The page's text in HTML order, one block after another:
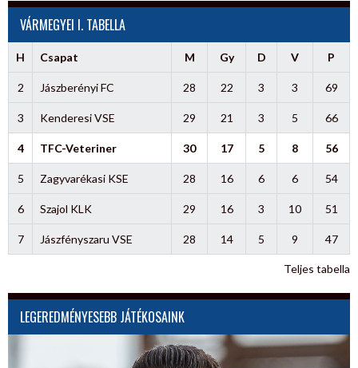
VÁRMEGYEI I. TABELLA
H Csapat M Gy D V P
2 Jászberényi FC 28 22 3 3 69
3 Kenderesi VSE 29 21 3 5 66
4 TFC-Veteriner 30 17 5 8 56
5 Zagyvarékasi KSE 28 16 6 6 54
6 Szajol KLK 29 16 3 10 51
7 Jászfényszaru VSE 28 14 5 9 47
Teljes tabella
LEGEREDMÉNYESEBB JÁTÉKOSAINK